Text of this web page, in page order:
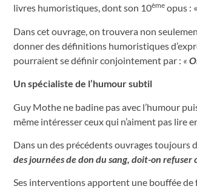
livres humoristiques, dont son 10ème opus : «
Dans cet ouvrage, on trouvera non
donner des définitions humoristiques
pourraient se définir conjointement par : «
Un spécialiste de l’humour subtil
Guy Mothe ne badine pas avec l’humour
même intéresser ceux qui n’aiment pas lire
Dans un des précédents ouvrages toujours
des journées de don du sang, doit-on refuser
Ses interventions apportent une bouffée